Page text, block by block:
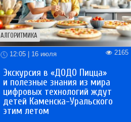
АЛГОРИТМИКА
12:05 | 16 июля 2165
Экскурсия в «ДОДО Пицца»
и полезные знания из мира
цифровых технологий ждут
детей Каменска-Уральского
этим летом